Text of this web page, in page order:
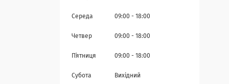
Середа 09:00 18:00
Четвер 09:00 18:00
Пʼятниця 09:00 18:00
Субота Вихідний